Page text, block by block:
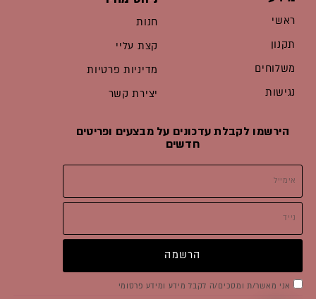
ראשי
תקנון
משלוחים
נגישות
חנות
קצת עליי
מדיניות פרטיות
יצירת קשר
הירשמו לקבלת עדכונים על מבצעים ופריטים
חדשים
סימוןאני מאשר/ת ומסכים/ה לקבל מידע ומידע פרסומי
הרשמה